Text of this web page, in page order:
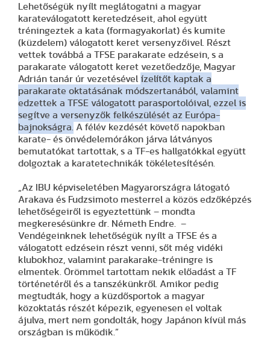
Lehetőségük nyílt meglátogatni a magyar
karateválogatott keretedzéseit, ahol együtt
tréningeztek a kata (formagyakorlat) és kumite
(küzdelem) válogatott keret versenyzőivel. Részt
vettek továbbá a TFSE parakarate edzésein, s a
parakarate válogatott keret vezetőedzője, Magyar
Adrián tanár úr vezetésével ízelítőt kaptak a
parakarate oktatásának módszertanából, valamint
edzettek a TFSE válogatott parasportolóival, ezzel is
segítve a versenyzők felkészülését az Európa-
bajnokságra. A félév kezdését követő napokban
karate- és önvédelemórákon járva látványos
bemutatókat tartottak, s a TF-es hallgatókkal együtt
dolgoztak a karatetechnikák tökéletesítésén.
„Az IBU képviseletében Magyarországra látogató
Arakava és Fudzsimoto mesterrel a közös edzőképzés
lehetőségeiről is egyeztettünk – mondta
megkeresésünkre dr. Németh Endre. –
Vendégeinknek lehetőségük nyílt a TFSE és a
válogatott edzésein részt venni, sőt még vidéki
klubokhoz, valamint parakarake-tréningre is
elmentek. Örömmel tartottam nekik előadást a TF
történetéről és a tanszékünkről. Amikor pedig
megtudták, hogy a küzdősportok a magyar
közoktatás részét képezik, egyenesen el voltak
ájulva, mert nem gondolták, hogy Japánon kívül más
országban is működik.”